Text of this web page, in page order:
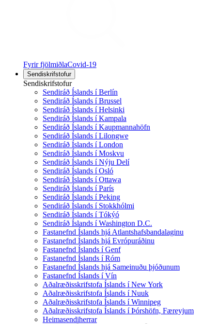
Fyrir fjölmiðlaCovid-19
Sendiskrifstofur
Sendiskrifstofur
Sendiráð Íslands í Berlín
Sendiráð Íslands í Brussel
Sendiráð Íslands í Helsinki
Sendiráð Íslands í Kampala
Sendiráð Íslands í Kaupmannahöfn
Sendiráð Íslands í Lilongwe
Sendiráð Íslands í London
Sendiráð Íslands í Moskvu
Sendiráð Íslands í Nýju Delí
Sendiráð Íslands í Osló
Sendiráð Íslands í Ottawa
Sendiráð Íslands í París
Sendiráð Íslands í Peking
Sendiráð Íslands í Stokkhólmi
Sendiráð Íslands í Tókýó
Sendiráð Íslands í Washington D.C.
Fastanefnd Íslands hjá Atlantshafsbandalaginu
Fastanefnd Íslands hjá Evrópuráðinu
Fastanefnd Íslands í Genf
Fastanefnd Íslands í Róm
Fastanefnd Íslands hjá Sameinuðu þjóðunum
Fastanefnd Íslands í Vín
Aðalræðisskrifstofa Íslands í New York
Aðalræðisskrifstofa Íslands í Nuuk
Aðalræðisskrifstofa Íslands í Winnipeg
Aðalræðisskrifstofa Íslands í Þórshöfn, Færeyjum
Heimasendiherrar